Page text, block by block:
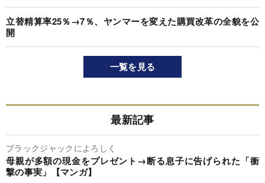
立替精算率25％→7％、ヤンマーを変えた購買改革の全貌を公
開
一覧を見る
最新記事
ブラックジャックによろしく
母親が多額の現金をプレゼント→断る息子に告げられた「衝
撃の事実」【マンガ】